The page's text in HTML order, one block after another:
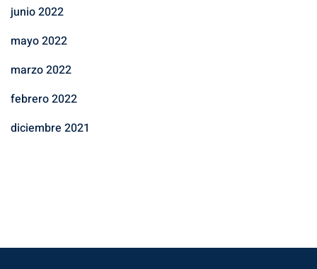
junio 2022
mayo 2022
marzo 2022
febrero 2022
diciembre 2021